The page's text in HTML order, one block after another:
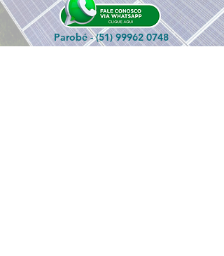
Parobé -(51) 99962 0748